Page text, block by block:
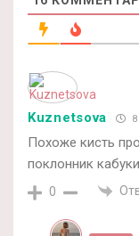
Kuznetsova
Похоже кисть
поклонник
0